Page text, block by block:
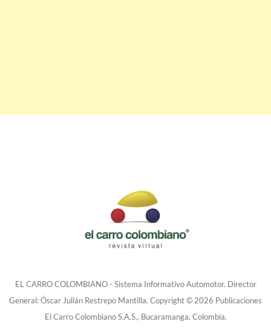
EL CARRO COLOMBIANO - Sistema Informativo Automotor. Director
General: Óscar Julián Restrepo Mantilla. Copyright © 2026 Publicaciones
El Carro Colombiano S.A.S., Bucaramanga, Colombia.